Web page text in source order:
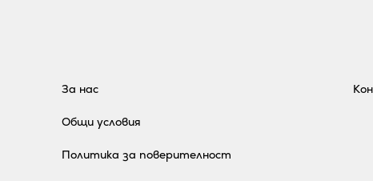
За нас
Общи условия
Политика за поверителност